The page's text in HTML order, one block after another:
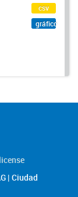
csv
gráfico
| Ciudad